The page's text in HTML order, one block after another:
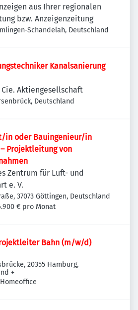
aus Ihrer regionalen
Tageszeitung bzw. Anzeigenzeitung
Schandelah, Deutschland
Kanalsanierung
Aktiengesellschaft
Deutschland
in oder Bauingenieur/in
Projekt­leitung von
Zentrum für Luft- und
e. V.
37073 Göttingen, Deutschland
€ pro Monat
Bahn (m/w/d)
20355 Hamburg,
+